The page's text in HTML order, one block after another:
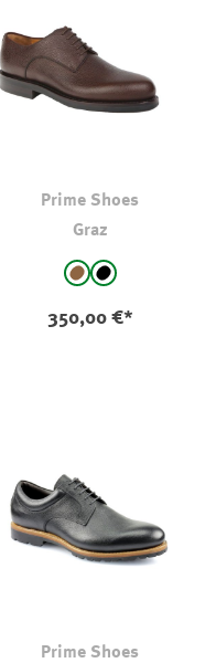
Prime Shoes
Graz
auswählen
Espresso/Braun
schwarz
350,00 €*
Prime Shoes